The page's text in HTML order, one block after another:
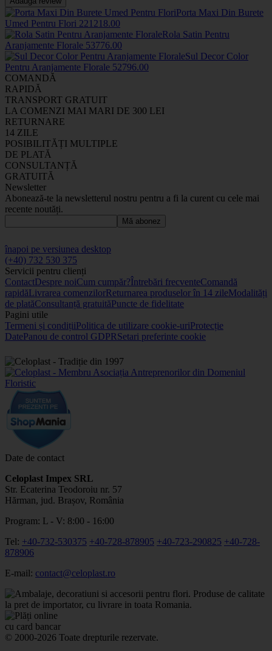
Porta Maxi Din Burete
Umed Pentru Flori 221218.00
Rola Satin Pentru
Aranjamente Florale 53776.00
Sul Decor Color
Pentru Aranjamente Florale 52796.00
COMANDĂ
RAPIDĂ
TRANSPORT GRATUIT
LA COMENZI MAI MARI DE 300 LEI
RETURNARE
14 ZILE
POSIBILITĂȚI MULTIPLE
DE PLATĂ
CONSULTANȚĂ
GRATUITĂ
Newsletter
Abonează-te la newsletterul nostru pentru a fi la curent cu cele mai
recente noutăți.
Mă abonez
înapoi pe versiunea desktop
(+40) 732 530 375
Servicii pentru clienți
ContactDespre noiCum cumpăr?Întrebări frecventeComandă
rapidăLivrarea comenzilorReturnarea produselor în 14 zileModalități
de platăConsultanță gratuităPuncte de fidelitate
Pagini utile
Termeni și condițiiPolitica de utilizare cookie-uriProtecție
DatePanou de control GDPRSetari preferinte cookie
Date de contact
Celoplast Impex SRL
Str. Ecaterina Teodoroiu nr. 57
Hărman, jud. Brașov, România
Program: L - V: 8:00 - 16:00
Tel: +40-732-530375 +40-728-878905 +40-723-290825 +40-728-
878906
E-mail: contact@celoplast.ro
© 2000-2026 Toate drepturile rezervate.